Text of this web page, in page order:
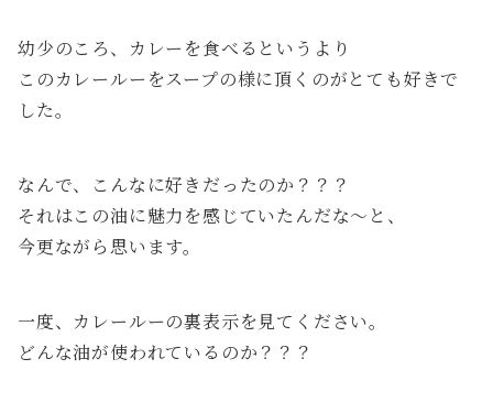
幼少のころ、カレーを食べるというより
このカレールーをスープの様に頂くのがとても好きで
した。
なんで、こんなに好きだったのか？？？
それはこの油に魅力を感じていたんだな〜と、
今更ながら思います。
一度、カレールーの裏表示を見てください。
どんな油が使われているのか？？？